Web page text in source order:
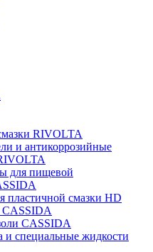
RIVOLTA
и антикоррозийные
для пищевой
пластичной смазки HD
CASSIDA
специальные жидкости